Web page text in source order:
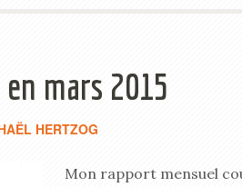
mars 2015
HERTZOG
Mon rapport mensuel